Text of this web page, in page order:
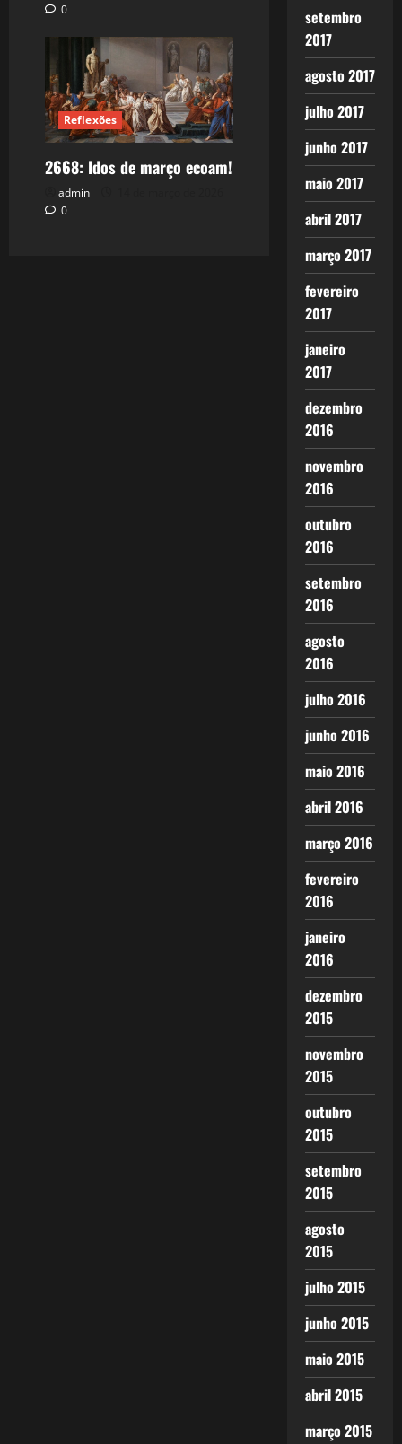
0
Reflexões
2668: Idos de março ecoam!
admin
0
setembro
2017
agosto 2017
julho 2017
junho 2017
maio 2017
abril 2017
março 2017
fevereiro
2017
janeiro
2017
dezembro
2016
novembro
2016
outubro
2016
setembro
2016
agosto
2016
julho 2016
junho 2016
maio 2016
abril 2016
março 2016
fevereiro
2016
janeiro
2016
dezembro
2015
novembro
2015
outubro
2015
setembro
2015
agosto
2015
julho 2015
junho 2015
maio 2015
abril 2015
março 2015